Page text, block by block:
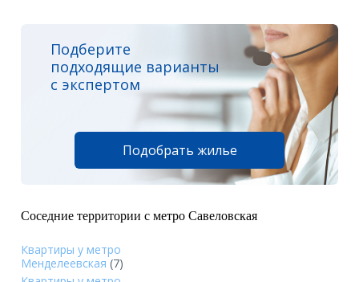
Подберите
подходящие варианты
с экспертом
Подобрать жилье
Соседние территории с метро Савеловская
Квартиры у метро
Менделеевская (7)